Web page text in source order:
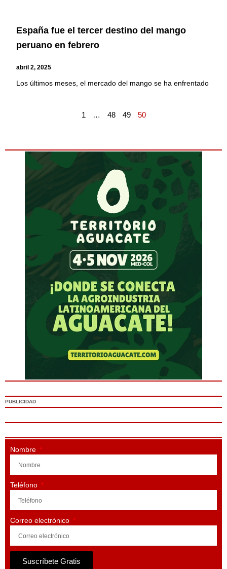
España fue el tercer destino del mango
peruano en febrero
abril 2, 2025
Los últimos meses, el mercado del mango se ha enfrentado
1 … 48 49 50
PUBLICIDAD
Nombre
Teléfono
Correo electrónico
Suscríbete Gratis